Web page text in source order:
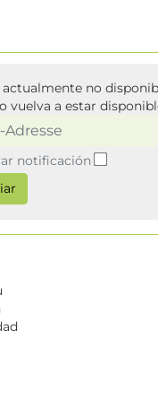
no
vuelva a estar
notificación